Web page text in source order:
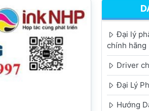
Đại lý
chính hãng
Driver
Đại Lý
Hướng